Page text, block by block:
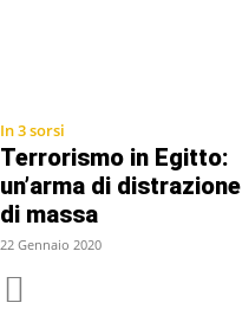
In 3 sorsi
Terrorismo in Egitto:
un’arma di distrazione
di massa
22 Gennaio 2020